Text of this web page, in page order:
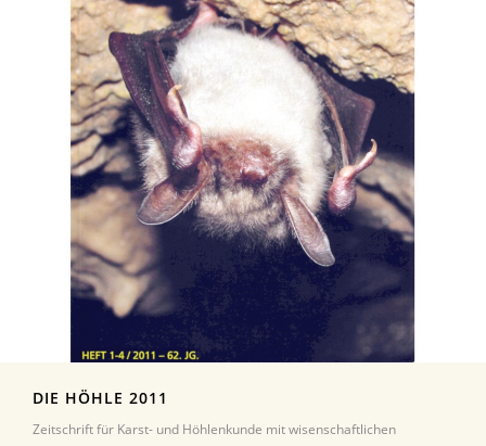
DIE HÖHLE 2011
Zeitschrift für Karst- und Höhlenkunde mit wisenschaftlichen